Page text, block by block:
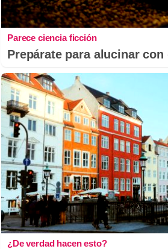
Parece ciencia ficción
Prepárate para alucinar
¿De verdad hacen esto?